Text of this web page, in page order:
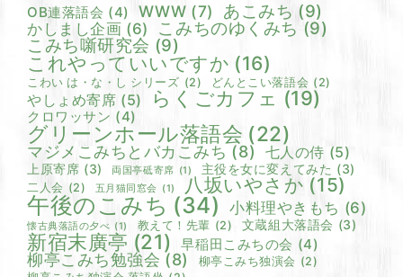
OB連落語会 (4) WWW (7) あこみち (9)
かしまし企画 (6) こみちのゆくみち (9)
こみち噺研究会 (9)
これやっていいですか (16)
こわい は・な・し シリーズ (2) どんとこい落語会 (2)
やしょめ寄席 (5) らくごカフェ (19)
クロワッサン (4)
グリーンホール落語会 (22)
マジメこみちとバカこみち (8) 七人の侍 (5)
上原寄席 (3) 両国亭砥寄席 (1) 主役を女に変えてみた (3)
二人会 (2) 五月猫同窓会 (1) 八坂いやさか (15)
午後のこみち (34) 小料理やきもち (6)
懐古典落語の夕べ (1) 教えて！先輩 (2) 文蔵組大落語会 (3)
新宿末廣亭 (21) 早稲田こみちの会 (4)
柳亭こみち勉強会 (8) 柳亭こみち独演会 (2)